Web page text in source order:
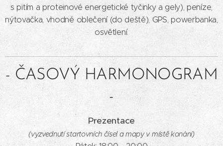
s pitím a proteinové energetické tyčinky a gely), peníze,
nýtovačka, vhodné oblečení (do deště), GPS, powerbanka,
osvětlení.
- ČASOVÝ HARMONOGRAM
-
Prezentace
(vyzvednutí startovních čísel a mapy v místě konání)